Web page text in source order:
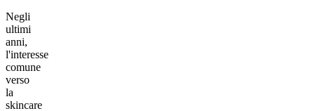
Negli
ultimi
anni,
l'interesse
comune
verso
la
skincare